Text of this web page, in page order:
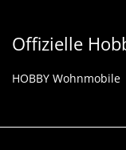
Offizielle
HOBBY Wohnmobile